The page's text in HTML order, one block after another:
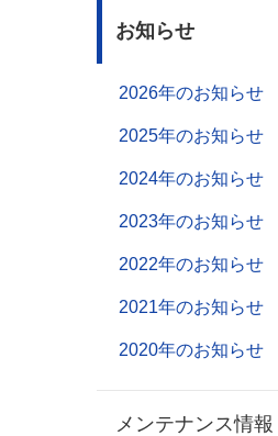
お知らせ
2026年のお知らせ
2025年のお知らせ
2024年のお知らせ
2023年のお知らせ
2022年のお知らせ
2021年のお知らせ
2020年のお知らせ
メンテナンス情報